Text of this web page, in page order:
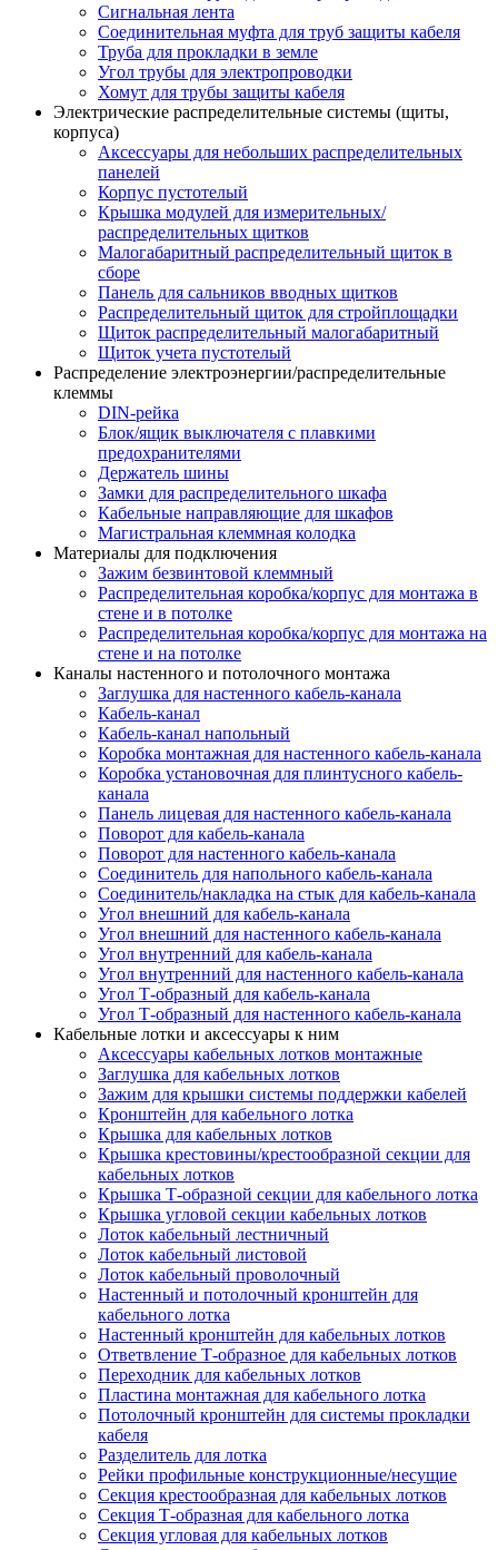
Сигнальная лента
Соединительная муфта для труб защиты кабеля
Труба для прокладки в земле
Угол трубы для электропроводки
Хомут для трубы защиты кабеля
Электрические распределительные системы (щиты,
корпуса)
Аксессуары для небольших распределительных
панелей
Корпус пустотелый
Крышка модулей для измерительных/
распределительных щитков
Малогабаритный распределительный щиток в
сборе
Панель для сальников вводных щитков
Распределительный щиток для стройплощадки
Щиток распределительный малогабаритный
Щиток учета пустотелый
Распределение электроэнергии/распределительные
клеммы
DIN-рейка
Блок/ящик выключателя с плавкими
предохранителями
Держатель шины
Замки для распределительного шкафа
Кабельные направляющие для шкафов
Магистральная клеммная колодка
Материалы для подключения
Зажим безвинтовой клеммный
Распределительная коробка/корпус для монтажа в
стене и в потолке
Распределительная коробка/корпус для монтажа на
стене и на потолке
Каналы настенного и потолочного монтажа
Заглушка для настенного кабель-канала
Кабель-канал
Кабель-канал напольный
Коробка монтажная для настенного кабель-канала
Коробка установочная для плинтусного кабель-
канала
Панель лицевая для настенного кабель-канала
Поворот для кабель-канала
Поворот для настенного кабель-канала
Соединитель для напольного кабель-канала
Соединитель/накладка на стык для кабель-канала
Угол внешний для кабель-канала
Угол внешний для настенного кабель-канала
Угол внутренний для кабель-канала
Угол внутренний для настенного кабель-канала
Угол Т-образный для кабель-канала
Угол Т-образный для настенного кабель-канала
Кабельные лотки и аксессуары к ним
Аксессуары кабельных лотков монтажные
Заглушка для кабельных лотков
Зажим для крышки системы поддержки кабелей
Кронштейн для кабельного лотка
Крышка для кабельных лотков
Крышка крестовины/крестообразной секции для
кабельных лотков
Крышка Т-образной секции для кабельного лотка
Крышка угловой секции кабельных лотков
Лоток кабельный лестничный
Лоток кабельный листовой
Лоток кабельный проволочный
Настенный и потолочный кронштейн для
кабельного лотка
Настенный кронштейн для кабельных лотков
Ответвление Т-образное для кабельных лотков
Переходник для кабельных лотков
Пластина монтажная для кабельного лотка
Потолочный кронштейн для системы прокладки
кабеля
Разделитель для лотка
Рейки профильные конструкционные/несущие
Секция крестообразная для кабельных лотков
Секция Т-образная для кабельного лотка
Секция угловая для кабельных лотков